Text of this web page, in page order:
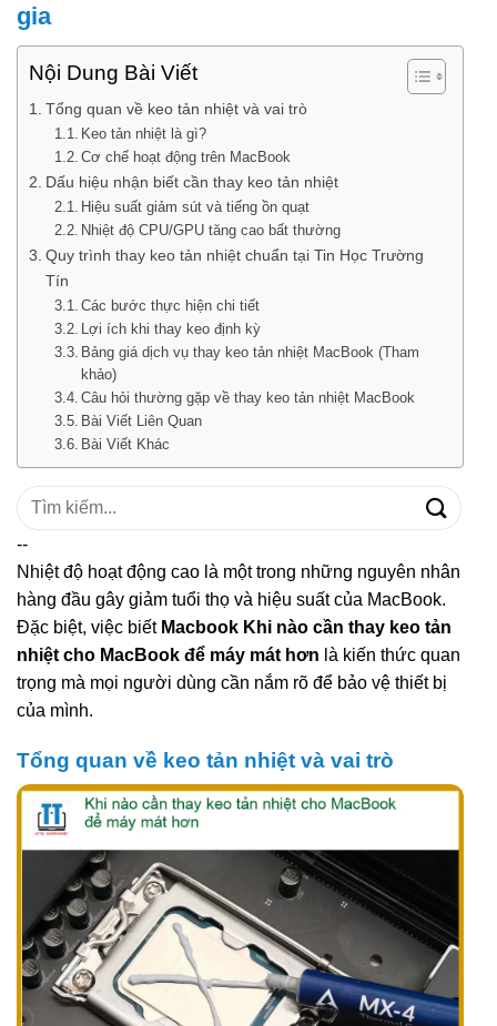
gia
Nội Dung Bài Viết
Tổng quan về keo tản nhiệt và vai trò
Keo tản nhiệt là gì?
Cơ chế hoạt động trên MacBook
Dấu hiệu nhận biết cần thay keo tản nhiệt
Hiệu suất giảm sút và tiếng ồn quạt
Nhiệt độ CPU/GPU tăng cao bất thường
Quy trình thay keo tản nhiệt chuẩn tại Tin Học Trường
Tín
Các bước thực hiện chi tiết
Lợi ích khi thay keo định kỳ
Bảng giá dịch vụ thay keo tản nhiệt MacBook (Tham
khảo)
Câu hỏi thường gặp về thay keo tản nhiệt MacBook
Bài Viết Liên Quan
Bài Viết Khác
Tìm
--
Nhiệt độ hoạt động cao là một trong những nguyên nhân
hàng đầu gây giảm tuổi thọ và hiệu suất của MacBook.
Đặc biệt, việc biết Macbook Khi nào cần thay keo tản
nhiệt cho MacBook để máy mát hơn là kiến thức quan
trọng mà mọi người dùng cần nắm rõ để bảo vệ thiết bị
của mình.
Tổng quan về keo tản nhiệt và vai trò